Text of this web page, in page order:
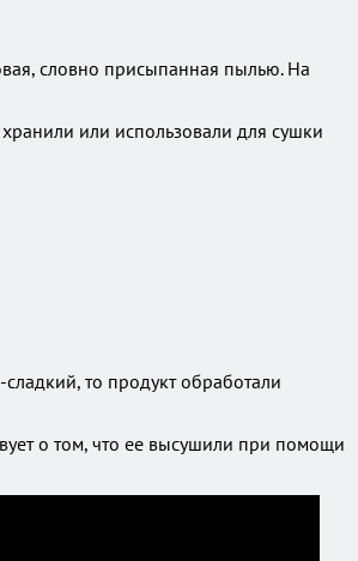
словно присыпанная пылью. На
или использовали для сушки
то продукт обработали
о том, что ее высушили при помощи